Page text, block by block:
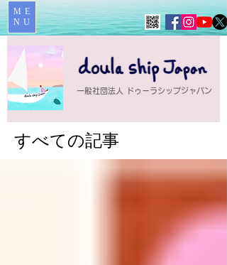
一般社団法人 ドゥーラシップジャパン
ME
NU
​すべての記事